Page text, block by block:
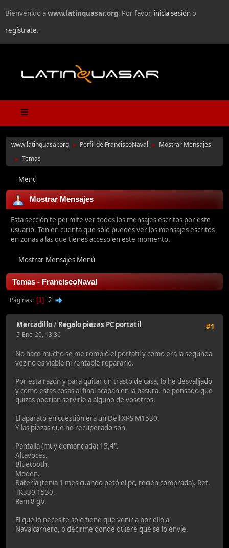
Bienvenido awww.latinquasar.org. Por favor, inicia sesióno
regístrate.
www.latinquasar.org ► Perfil de FranciscoNaval ► Mostrar Mensajes
► Temas
Menú
Mostrar Mensajes
Esta sección te permite ver todos los mensajes escritos por este
usuario. Ten en cuenta que sólo puedes ver los mensajes escritos
en zonas a las que tienes acceso en este momento.
Mostrar Mensajes Menú
Temas - FranciscoNaval
Páginas 1 2
#1
Mercadillo/ Regalo piezas PC portatil
5-Ene-20, 13:36
No hace mucho se me rompió el portatil y como era la segunda
vez no es viable ni rentable repararlo.
Por esta razón y para quitar un trasto de casa, lo he desvalijado
y como estas cosas al final acaban en la basura, he pensado que
quizas podrian servirle a alguno de vosotros.
El aparato en cuestión era un Dell XPS M1530.
Y las piezas que he recuperado son.
Pantalla (muy demandada) 15,4".
Altavoces.
Bluetooth.
Moden.
Batería (tenia 1 mes cuando petó el pc, recien comprada). Ref.
TK330 1530.
Ram 8 gb.
El que lo necesite solo tiene que venir a por ello a
Navalcarnero, o decirme donde quiere que se lo envíe.